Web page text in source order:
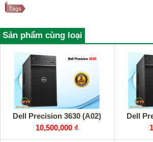
Sản phẩm cùng loại
Dell Precision 3630 (A02)
10,500,000 ₫
Dell